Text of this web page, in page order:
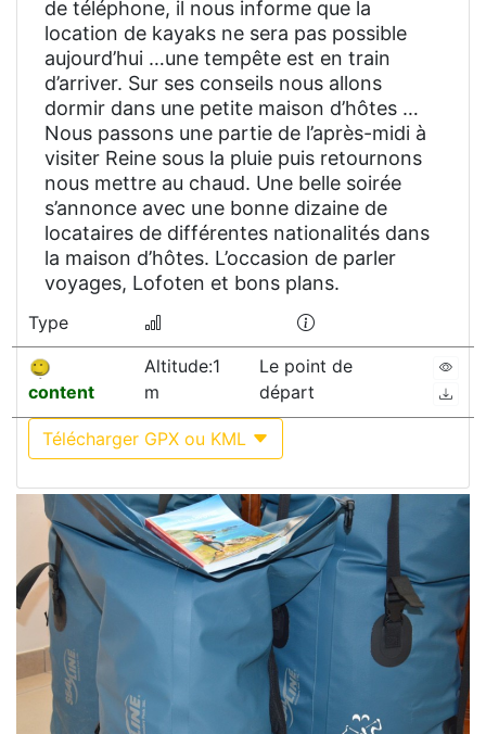
de téléphone, il nous informe que la
location de kayaks ne sera pas possible
aujourd’hui …une tempête est en train
d’arriver. Sur ses conseils nous allons
dormir dans une petite maison d’hôtes …
Nous passons une partie de l’après-midi à
visiter Reine sous la pluie puis retournons
nous mettre au chaud. Une belle soirée
s’annonce avec une bonne dizaine de
locataires de différentes nationalités dans
la maison d’hôtes. L’occasion de parler
voyages, Lofoten et bons plans.
Type
content
Altitude:1
m
Le point de
départ
Télécharger GPX ou KML